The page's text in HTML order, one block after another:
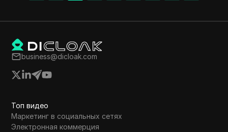
business@dicloak.com
Топ видео
Маркетинг в социальных сетях
Электронная коммерция